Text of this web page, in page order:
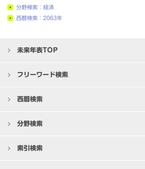
分野検索：経済
西暦検索：2063年
未来年表TOP
フリーワード検索
西暦検索
分野検索
索引検索